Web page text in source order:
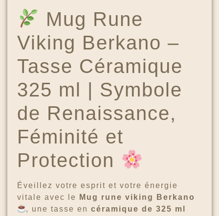
Mug Rune
Viking Berkano –
Tasse Céramique
325 ml | Symbole
de Renaissance,
Féminité et
Protection
Éveillez votre esprit et votre énergie
vitale avec le
Mug rune viking Berkano
, une tasse encéramique de 325 ml